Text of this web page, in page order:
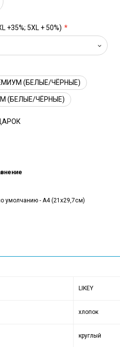
+35%; 5XL + 50%)
(БЕЛЫЕ/ЧЁРНЫЕ)
(БЕЛЫЕ/ЧЁРНЫЕ)
умолчанию - А4 (21x29,7см)
LIKEY
хлопок
круглый